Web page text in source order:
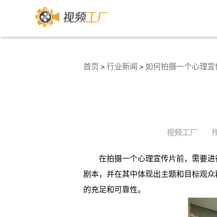
首页 > 行业新闻 > 如何拍摄一个心理宣
视频工厂
在拍摄一个心理宣传片前，需要
剧本，并在其中体现出主题和目标观
的充足和可靠性。